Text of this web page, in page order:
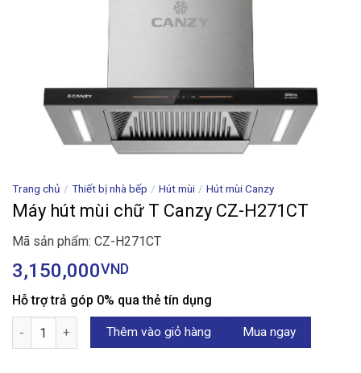
Trang chủ / Thiết bị nhà bếp / Hút mùi / Hút mùi Canzy
Máy hút mùi chữ T Canzy CZ-H271CT
Mã sản phẩm: CZ-H271CT
3,150,000VND
Hỗ trợ trả góp 0% qua thẻ tín dụng
Máy hút mùi chữ T Canzy CZ-H271CT số lượng
Thêm vào giỏ hàng Mua ngay